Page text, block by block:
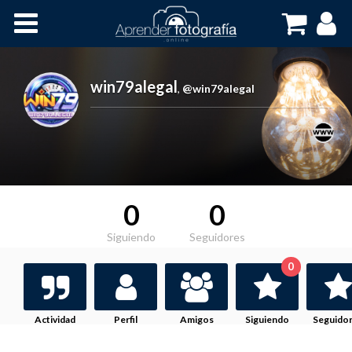
Cursos OnLine
win79alegal, @win79alegal
0
Siguiendo
0
Seguidores
Actividad Perfil Amigos Siguiendo
0